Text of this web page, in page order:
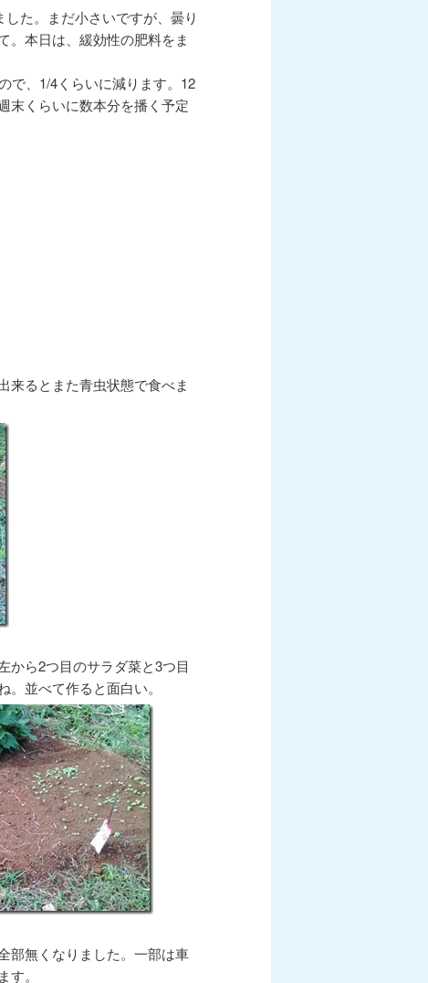
た。まだ小さいですが、曇り
。本日は、緩効性の肥料をま
で、1/4くらいに減ります。12
末くらいに数本分を播く予定
来るとまた青虫状態で食べま
ら2つ目のサラダ菜と3つ目
並べて作ると面白い。
部無くなりました。一部は車
。